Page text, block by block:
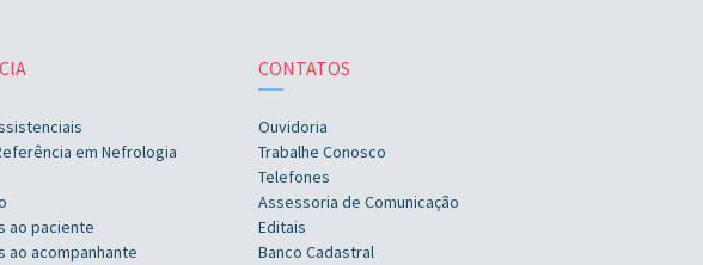
em Nefrologia
ao paciente
ao acompanhante
CONTATOS
Ouvidoria
Trabalhe Conosco
Telefones
Assessoria de Comunicação
Editais
Banco Cadastral